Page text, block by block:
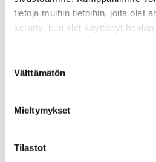
tietoja muihin tietoihin, joita olet
kerätty, kun olet käyttänyt heidän
valinta
Välttämätön
Mieltymykset
Tilastot
Latinalainen Amerikka